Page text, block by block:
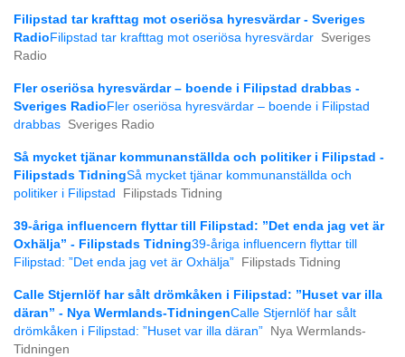
Filipstad tar krafttag mot oseriösa hyresvärdar - Sveriges
Radio Filipstad tar krafttag mot oseriösa hyresvärdar Sveriges
Radio
Fler oseriösa hyresvärdar – boende i Filipstad drabbas -
Sveriges Radio Fler oseriösa hyresvärdar – boende i Filipstad
drabbas Sveriges Radio
Så mycket tjänar kommunanställda och politiker i Filipstad -
Filipstads TidningSå mycket tjänar kommunanställda och
politiker i Filipstad
Filipstads Tidning
39-åriga influencern flyttar till Filipstad: ”Det enda jag vet är
Oxhälja” - Filipstads Tidning39-åriga influencern flyttar till
Filipstad: ”Det enda jag vet är Oxhälja”
Filipstads Tidning
Calle Stjernlöf har sålt drömkåken i Filipstad: ”Huset var illa
däran” - Nya Wermlands-TidningenCalle Stjernlöf har sålt
drömkåken i Filipstad: ”Huset var illa däran”
Nya Wermlands-
Tidningen